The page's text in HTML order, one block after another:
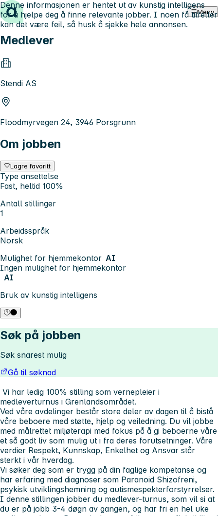
Hopp til innhold Meny
Medlever
Stendi AS
Floodmyrvegen 24, 3946 Porsgrunn
Om jobben
Lagre favoritt
Type ansettelse
Fast, heltid 100%
Antall stillinger
1
Arbeidsspråk
Norsk
Mulighet for hjemmekontor AI
Ingen mulighet for hjemmekontor
AI
Bruk av kunstig intelligens
Denne informasjonen er hentet ut av kunstig intelligens
for å hjelpe deg å finne relevante jobber. I noen få tilfeller
kan det være feil, så husk å sjekke hele annonsen.
Søk på jobben
Søk snarest mulig
Gå til søknad
Vi har ledig 100% stilling som vernepleier i
medleverturnus i Grenlandsområdet.
Ved våre avdelinger består store deler av dagen til å bistå
våre beboere med støtte, hjelp og veiledning. Du vil jobbe
med målrettet miljøterapi med fokus på å gi beboerne våre
et så godt liv som mulig ut i fra deres forutsetninger. Våre
verdier Respekt, Kunnskap, Enkelhet og Ansvar står
sterkt i vår hverdag.
Vi søker deg som er trygg på din faglige kompetanse og
har erfaring med diagnoser som Paranoid Shizofreni,
psykisk utviklingshemning og autismespekterforstyrrelser.
I denne stillingen jobber du medlever-turnus, som vil si at
du er på jobb 3-4 døgn av gangen, og har fri en hel uke